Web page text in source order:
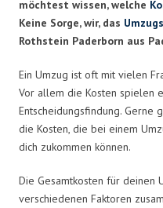
möchtest wissen, welche
Keine Sorge, wir, das
Rothstein Paderborn aus
Ein Umzug ist oft mit vielen
Vor allem die Kosten spielen
Entscheidungsfindung.
die Kosten, die bei einem
dich zukommen können.
Die Gesamtkosten für deinen
verschiedenen Faktoren